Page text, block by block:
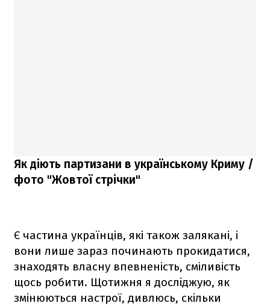
Як діють партизани в українському Криму /
фото "Жовтої стрічки"
Є частина українців, які також залякані, і
вони лише зараз починають прокидатися,
знаходять власну впевненість, сміливість
щось робити. Щотижня я досліджую, як
змінюються настрої, дивлюсь, скільки